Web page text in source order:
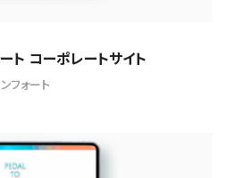
ト コーポレートサイト
フォート